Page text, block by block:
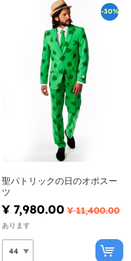
-30%
聖パトリックの日のオポスー
ツ
¥ 7,980.00 ¥ 11,400.00
あります